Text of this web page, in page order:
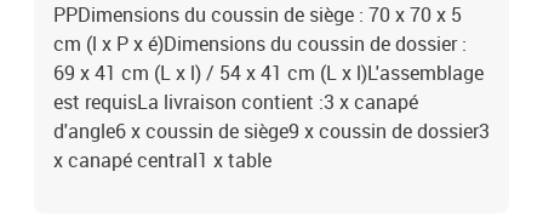
PPDimensions du coussin de siège : 70 x 70 x 5
cm (l x P x é)Dimensions du coussin de dossier :
69 x 41 cm (L x l) / 54 x 41 cm (L x l)L'assemblage
est requisLa livraison contient :3 x canapé
d'angle6 x coussin de siège9 x coussin de dossier3
x canapé central1 x table